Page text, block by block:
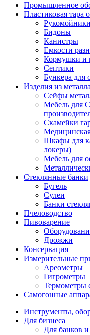
Промышленное
Пластиковая тара
Бидоны
Канистры
Емкости
Кормушки и
Септики
Бункера для
Изделия из
Сейфы
Мебель для
Скамейки
Шкафы для
локеры)
Мебель для
Стеклянные банки
Бугель
Сулеи
Банки
Пчеловодство
Пивоварение
Дрожжи
Консервация
Измерительные
Ареометры
Гигрометры
Термометры
Самогонные
Инструменты,
Для бизнеса
Для банков